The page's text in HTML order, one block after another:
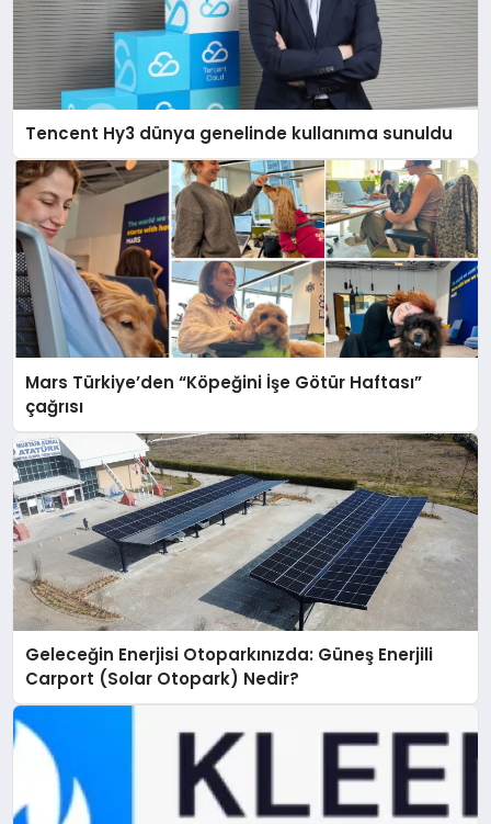
Tencent Hy3 dünya genelinde kullanıma sunuldu
Mars Türkiye’den “Köpeğini İşe Götür Haftası”
çağrısı
Geleceğin Enerjisi Otoparkınızda: Güneş Enerjili
Carport (Solar Otopark) Nedir?